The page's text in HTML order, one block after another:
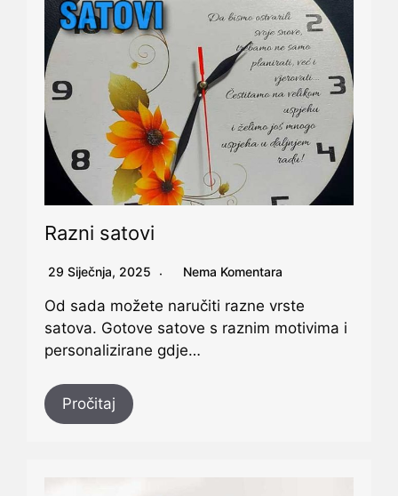
Razni satovi
29 Siječnja, 2025 Nema Komentara
Od sada možete naručiti razne vrste
satova. Gotove satove s raznim motivima i
personalizirane gdje…
Pročitaj